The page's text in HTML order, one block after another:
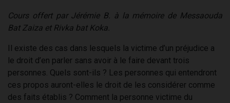
Cours offert par Jérémie B. à la mémoire de Messaouda
Bat Zaiza et Rivka bat Koka.
Il existe des cas dans lesquels la victime d’un préjudice a
le droit d’en parler sans avoir à le faire devant trois
personnes. Quels sont-ils ? Les personnes qui entendront
ces propos auront-elles le droit de les considérer comme
des faits établis ? Comment la personne victime du